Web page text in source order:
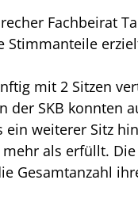
Fachbeirat
mit 2 Sitzen
SKB konnten
ein weiterer Sitz
als erfüllt.
Gesamtanzahl